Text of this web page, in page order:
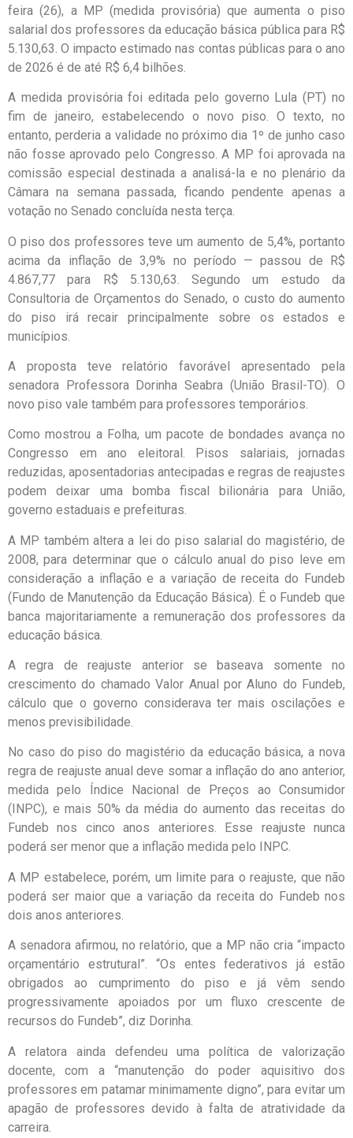
feira (26), a MP (medida provisória) que aumenta o piso
salarial dos professores da educação básica pública para R$
5.130,63. O impacto estimado nas contas públicas para o ano
de 2026 é de até R$ 6,4 bilhões.
A medida provisória foi editada pelo governo Lula (PT) no
fim de janeiro, estabelecendo o novo piso. O texto, no
entanto, perderia a validade no próximo dia 1º de junho caso
não fosse aprovado pelo Congresso. A MP foi aprovada na
comissão especial destinada a analisá-la e no plenário da
Câmara na semana passada, ficando pendente apenas a
votação no Senado concluída nesta terça.
O piso dos professores teve um aumento de 5,4%, portanto
acima da inflação de 3,9% no período — passou de R$
4.867,77 para R$ 5.130,63. Segundo um estudo da
Consultoria de Orçamentos do Senado, o custo do aumento
do piso irá recair principalmente sobre os estados e
municípios.
A proposta teve relatório favorável apresentado pela
senadora Professora Dorinha Seabra (União Brasil-TO). O
novo piso vale também para professores temporários.
Como mostrou a Folha, um pacote de bondades avança no
Congresso em ano eleitoral. Pisos salariais, jornadas
reduzidas, aposentadorias antecipadas e regras de reajustes
podem deixar uma bomba fiscal bilionária para União,
governo estaduais e prefeituras.
A MP também altera a lei do piso salarial do magistério, de
2008, para determinar que o cálculo anual do piso leve em
consideração a inflação e a variação de receita do Fundeb
(Fundo de Manutenção da Educação Básica). É o Fundeb que
banca majoritariamente a remuneração dos professores da
educação básica.
A regra de reajuste anterior se baseava somente no
crescimento do chamado Valor Anual por Aluno do Fundeb,
cálculo que o governo considerava ter mais oscilações e
menos previsibilidade.
No caso do piso do magistério da educação básica, a nova
regra de reajuste anual deve somar a inflação do ano anterior,
medida pelo Índice Nacional de Preços ao Consumidor
(INPC), e mais 50% da média do aumento das receitas do
Fundeb nos cinco anos anteriores. Esse reajuste nunca
poderá ser menor que a inflação medida pelo INPC.
A MP estabelece, porém, um limite para o reajuste, que não
poderá ser maior que a variação da receita do Fundeb nos
dois anos anteriores.
A senadora afirmou, no relatório, que a MP não cria “impacto
orçamentário estrutural”. “Os entes federativos já estão
obrigados ao cumprimento do piso e já vêm sendo
progressivamente apoiados por um fluxo crescente de
recursos do Fundeb”, diz Dorinha.
A relatora ainda defendeu uma política de valorização
docente, com a “manutenção do poder aquisitivo dos
professores em patamar minimamente digno”, para evitar um
apagão de professores devido à falta de atratividade da
carreira.